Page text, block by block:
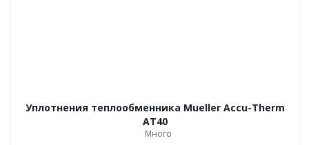
Уплотнения теплообменника Mueller Accu-Therm
AT40
Много